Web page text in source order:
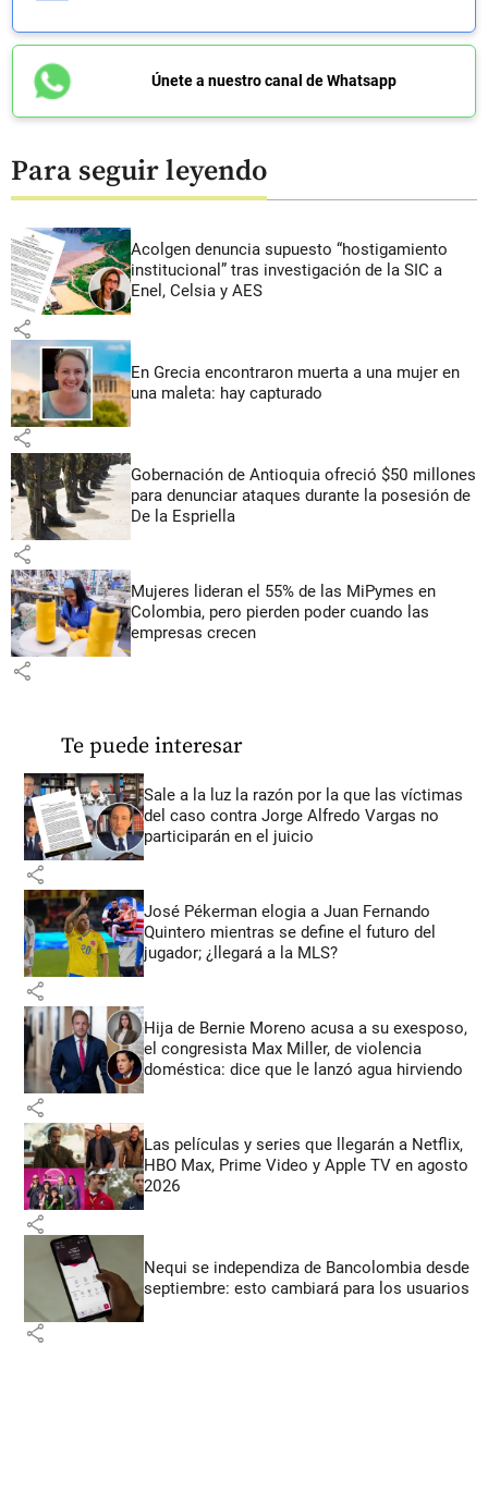
Únete a nuestro canal de Whatsapp
Para seguir leyendo
Acolgen denuncia supuesto “hostigamiento
institucional” tras investigación de la SIC a
Enel, Celsia y AES
share
En Grecia encontraron muerta a una mujer en
una maleta: hay capturado
share
Gobernación de Antioquia ofreció $50 millones
para denunciar ataques durante la posesión de
De la Espriella
share
Mujeres lideran el 55% de las MiPymes en
Colombia, pero pierden poder cuando las
empresas crecen
share
Te puede interesar
Sale a la luz la razón por la que las víctimas
del caso contra Jorge Alfredo Vargas no
participarán en el juicio
share
José Pékerman elogia a Juan Fernando
Quintero mientras se define el futuro del
jugador; ¿llegará a la MLS?
share
Hija de Bernie Moreno acusa a su exesposo,
el congresista Max Miller, de violencia
doméstica: dice que le lanzó agua hirviendo
share
Las películas y series que llegarán a Netflix,
HBO Max, Prime Video y Apple TV en agosto
2026
share
Nequi se independiza de Bancolombia desde
septiembre: esto cambiará para los usuarios
share